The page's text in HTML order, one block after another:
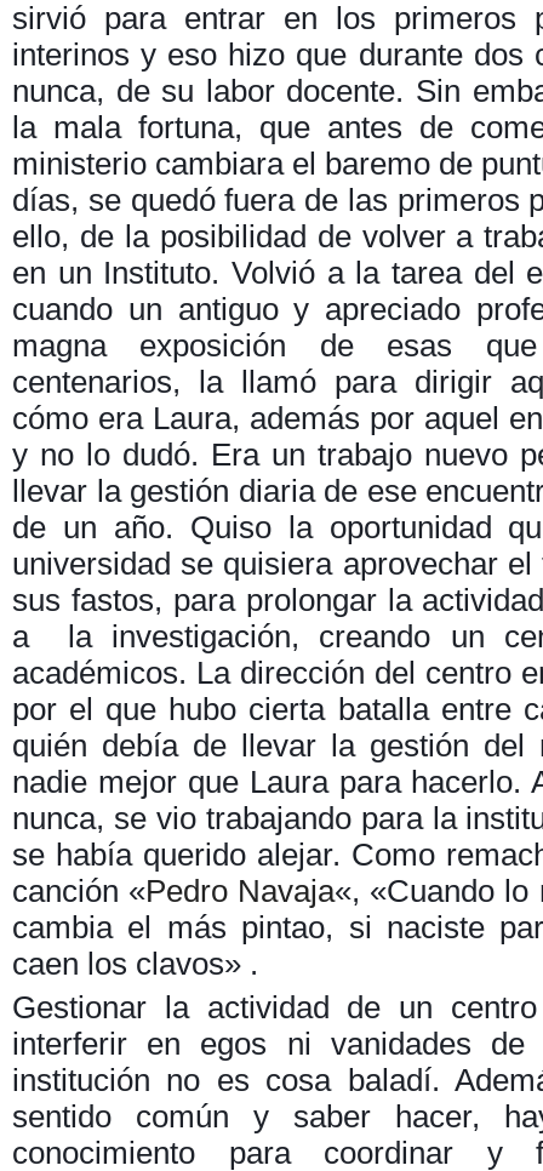
sirvió para entrar en los primeros
interinos y eso hizo que durante dos
nunca, de su labor docente. Sin
la mala fortuna, que antes de
ministerio cambiara el baremo de
días, se quedó fuera de las primeros
ello, de la posibilidad de volver a
en un Instituto. Volvió a la tarea del
cuando un antiguo y apreciado
magna exposición de esas
centenarios, la llamó para dirigir
cómo era Laura, además por aquel
y no lo dudó. Era un trabajo nuevo
llevar la gestión diaria de ese
de un año. Quiso la oportunidad
universidad se quisiera aprovechar
sus fastos, para prolongar la
a la investigación, creando un
académicos. La dirección del centro
por el que hubo cierta batalla entre
quién debía de llevar la gestión del
nadie mejor que Laura para hacerlo.
nunca, se vio trabajando para la
se había querido alejar. Como
canción «Pedro Navaja«, «Cuando lo
cambia el más pintao, si naciste
caen los clavos» .
Gestionar la actividad de un
interferir en egos ni vanidades
institución no es cosa baladí.
sentido común y saber hacer,
conocimiento para coordinar